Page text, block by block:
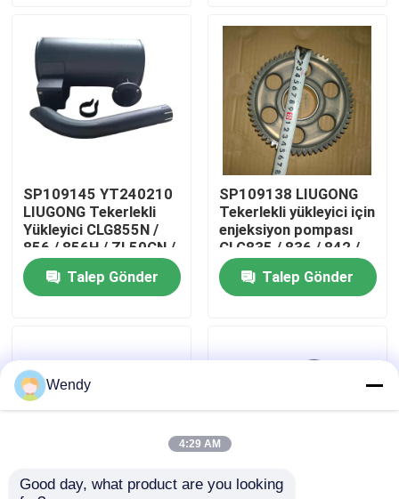
Ürünler
videolar
Fabrika turu
Kalite kontrol
Haberler
Blog
SP109145 YT240210
LIUGONG Tekerlekli
Yükleyici CLG855N /
856 / 856H / ZL50CN /
50CN-LNG Kazıcı
CLG920C/D Silencer
Assembly CLG418
Talep Gönder
SP109138 LIUGONG
Tekerlekli yükleyici için
enjeksiyon pompası
CLG835 / 836 / 842 /
855N / 856 / 856H
Kazı makinesi
CLG920C / D / 922D /
Talep Gönder
Wendy
4:29 AM
Good day, what product are you looking